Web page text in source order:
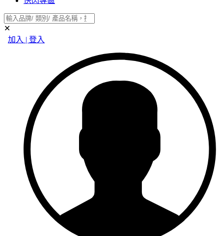
✕
加入 | 登入